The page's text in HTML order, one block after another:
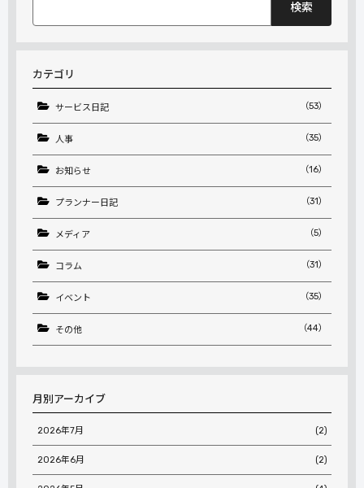
索:
カテゴリ
サービス日記 （53）
人事 （35）
お知らせ （16）
プランナー日記 （31）
メディア （5）
コラム （31）
イベント （35）
その他 （44）
月別アーカイブ
2026年7月 (2)
2026年6月 (2)